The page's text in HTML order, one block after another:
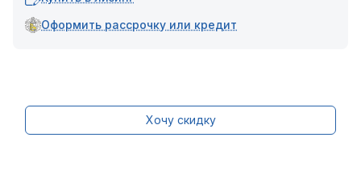
Оформить рассрочку или кредит
Хочу скидку